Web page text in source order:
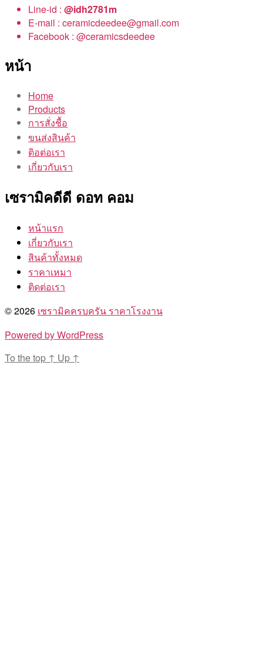
Line-id : @idh2781m
E-mail : ceramicdeedee@gmail.com
Facebook : @ceramicsdeedee
หน้า
Home
Products
การสั่งชื้อ
ขนส่งสินค้า
ติอต่อเรา
เกี่ยวกับเรา
เซรามิคดีดี ดอท คอม
หน้าแรก
เกี่ยวกับเรา
สินค้าทั้งหมด
ราคาเหมา
ติดต่อเรา
© 2026 เซรามิคครบครัน ราคาโรงงาน
Powered by WordPress
To the top ↑ Up ↑